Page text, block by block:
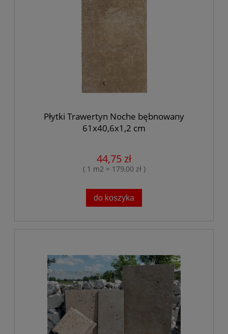
Płytki Trawertyn Noche bębnowany
61x40,6x1,2 cm
44,75 zł
( 1 m2 = 179,00 zł )
do koszyka